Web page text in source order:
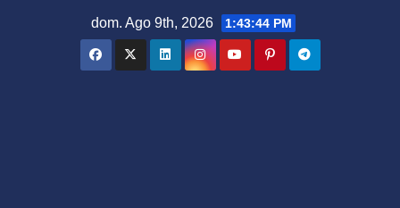
dom. Ago 9th, 2026 1:43:46 PM